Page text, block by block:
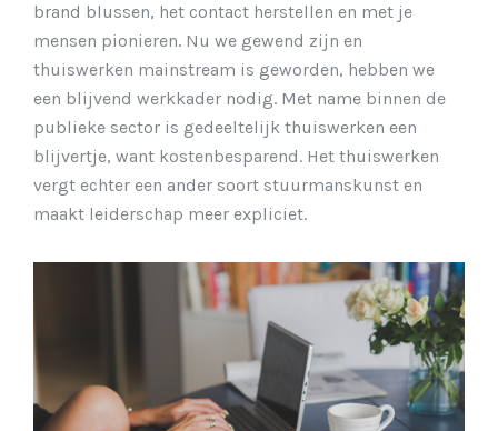
brand blussen, het contact herstellen en met je
mensen pionieren. Nu we gewend zijn en
thuiswerken mainstream is geworden, hebben we
een blijvend werkkader nodig. Met name binnen de
publieke sector is gedeeltelijk thuiswerken een
blijvertje, want kostenbesparend. Het thuiswerken
vergt echter een ander soort stuurmanskunst en
maakt leiderschap meer expliciet.